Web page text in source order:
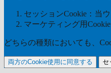
セッションCookie：当
マーケティング用
どちらの種類においても、
両方のCookie使用に同意する セ